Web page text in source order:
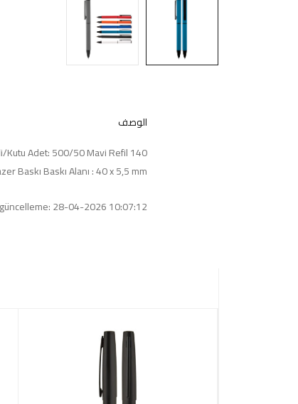
الوصف
140 x Ø10 mm Koli/Kutu Adet: 500/50 Mavi Refil
Baskı Baskı Alanı : 40 x 5,5 mm
28-04-2026 10:07:12